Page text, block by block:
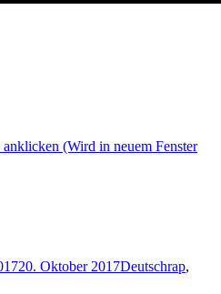
(Wird in neuem Fenster
20. Oktober 2017Deutschrap,